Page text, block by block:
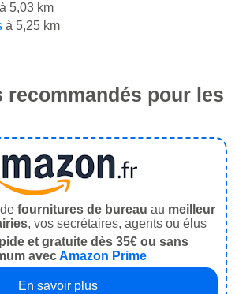
à 5,03 km
à 5,25 km
recommandés pour les
fournitures de bureau au meilleur
, vos secrétaires, agents ou élus
et gratuite dès 35€ ou sans
avecAmazon Prime
En savoir plus